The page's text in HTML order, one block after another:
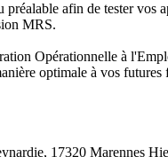
afin de tester vos
MRS.
Opérationnelle à
optimale à vos futures
17320 Marennes